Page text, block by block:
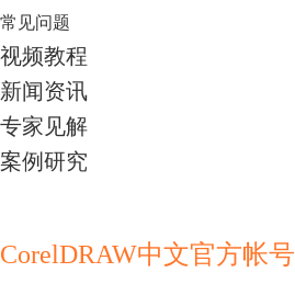
常见问题
视频教程
新闻资讯
专家见解
案例研究
CorelDRAW中文官方帐号